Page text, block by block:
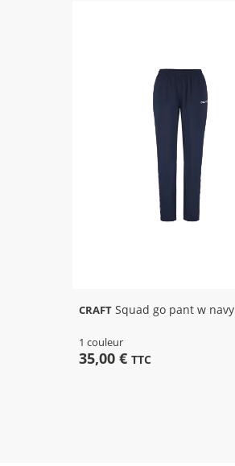
CRAFT Squad go pant w navy
1 couleur
35,00 € TTC